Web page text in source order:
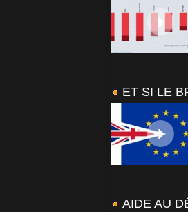
ET SI LE
AIDE AU